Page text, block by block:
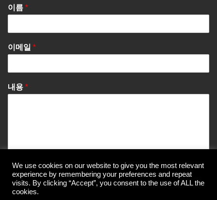
이름 *
이메일 *
내용 *
Send Message
We use cookies on our website to give you the most relevant
experience by remembering your preferences and repeat
visits. By clicking “Accept”, you consent to the use of ALL the
cookies.